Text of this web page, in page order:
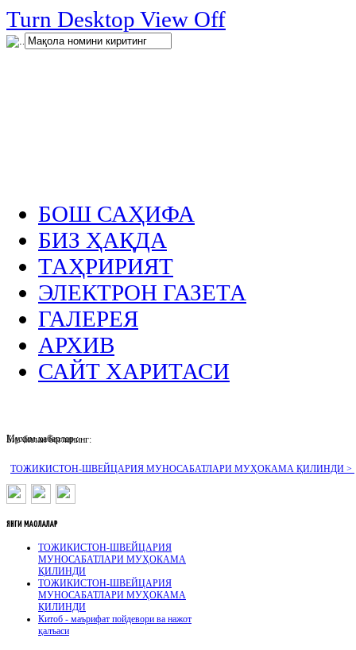
Turn Desktop View Off
.
БОШ САҲИФА
БИЗ ҲАҚДА
ТАҲРИРИЯТ
ЭЛЕКТРОН ГАЗЕТА
ГАЛЕРЕЯ
АРХИВ
САЙТ ХАРИТАСИ
Муҳим хабарлар :
ТОЖИКИСТОН-ШВЕЙЦАРИЯ МУНОСАБАТЛАРИ МУҲОКАМА ҚИЛИНДИ >
Биз билан боғланинг:
ЯНГИ МАҚОЛАЛАР
ТОЖИКИСТОН-ШВЕЙЦАРИЯ
МУНОСАБАТЛАРИ МУҲОКАМА
ҚИЛИНДИ
ТОЖИКИСТОН-ШВЕЙЦАРИЯ
МУНОСАБАТЛАРИ МУҲОКАМА
ҚИЛИНДИ
Китоб - маърифат пойдевори ва нажот
қалъаси